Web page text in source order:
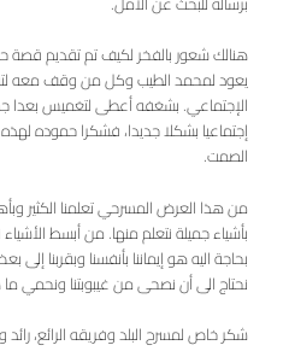
هنالك شعور بالفخر لكيف تم تقديم قصة
يعود لمحمد الطيب وكل من وقف معه
الإجتماعي. بشغفه أعطى لتغميس بعدا
إجتماعيا بشكلا جديدا، فشكرا حموده لهذه
الصمت.
من هذا العرض المسرحي تعلمنا الكثير
بأشياء جميلة نتعلم منها. من أبسط
بحاجة اليه هو إيماننا بأنفسنا وبقربنا
نحتاج الى أن نصحى من غيبوبتنا ونحمي
شكر خاص لمسرح البلد وفريقه الرائع،